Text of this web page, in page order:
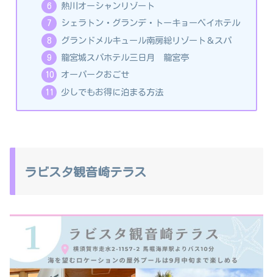
熱川オーシャンリゾート
シェラトン・グランデ・トーキョーベイホテル
グランドメルキュール南房総リゾート＆スパ
龍宮城スパホテル三日月 龍宮亭
オーパークおごせ
少しでもお得に泊まる方法
ラビスタ観音崎テラス